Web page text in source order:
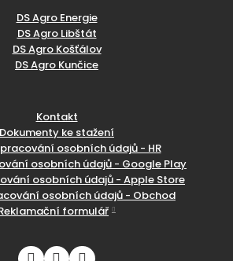
DS Agro Energie
DS Agro Libštát
DS Agro Košťálov
DS Agro Kunčice
Kontakt
Dokumenty ke stažení
osobních údajů - HR
osobních údajů - Google Play
osobních údajů - Apple Store
osobních údajů - Obchod
formulář